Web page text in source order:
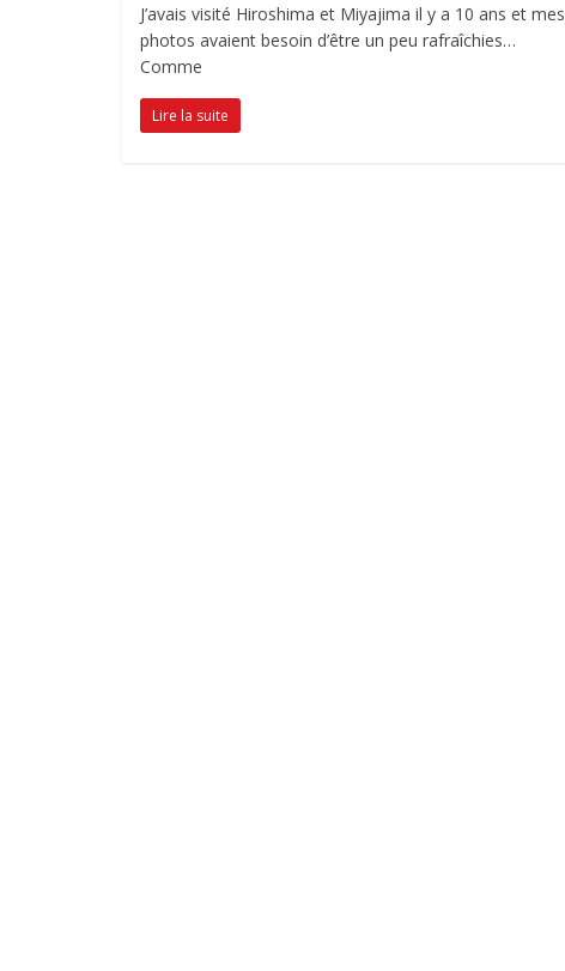
J’avais visité Hiroshima et Miyajima il y a 10 ans et mes
photos avaient besoin d’être un peu rafraîchies…
Comme
Lire la suite